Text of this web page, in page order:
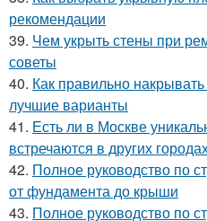
рекомендации
39. Чем укрыть стены при
советы
40. Как правильно
лучшие варианты
41. Есть ли в Москве
встречаются в других
42. Полное руководство по
от фундамента до крыши
43. Полное руководство по